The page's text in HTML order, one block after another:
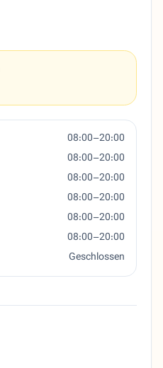
08:00–20:00
08:00–20:00
08:00–20:00
08:00–20:00
08:00–20:00
08:00–20:00
Geschlossen